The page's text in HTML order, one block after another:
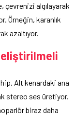
çevrenizi algılayarak
Örneğin, karanlık
azaltıyor.
Alt kenardaki ana
stereo ses üretiyor.
biraz daha